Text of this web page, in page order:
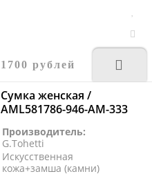
1700 рублей
Сумка женская /
AML581786-946-AM-333
Производитель:
G.Tohetti
Искусственная
кожа+замша (камни)